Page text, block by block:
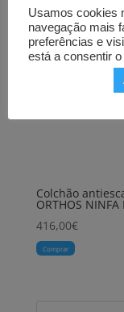
Colchão
ORTHOS NINFA
416,00€
Comprar
Usamos cookies
navegação mais
preferências e
está a consentir